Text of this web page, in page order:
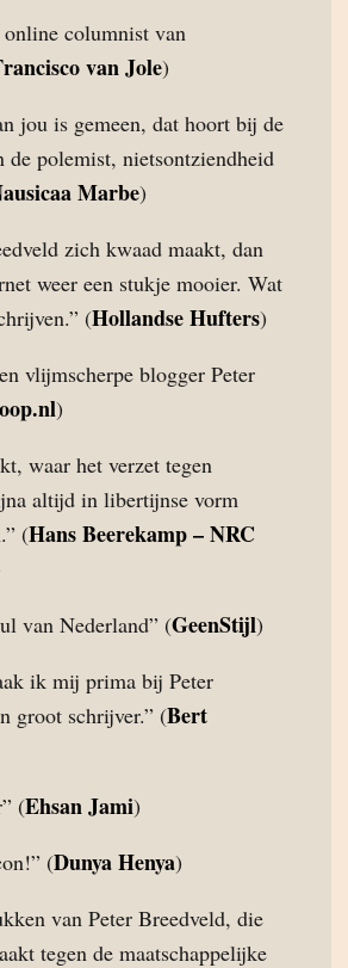
online columnist van
van Jole)
jou is gemeen, dat hoort bij de
de polemist, nietsontziendheid
Marbe)
zich kwaad maakt, dan
weer een stukje mooier. Wat
(Hollandse Hufters)
vlijmscherpe blogger Peter
)
waar het verzet tegen
altijd in libertijnse vorm
(Hans Beerekamp – NRC
van Nederland” (GeenStijl)
ik mij prima bij Peter
groot schrijver.” (Bert
(Ehsan Jami)
(Dunya Henya)
van Peter Breedveld, die
tegen de maatschappelijke